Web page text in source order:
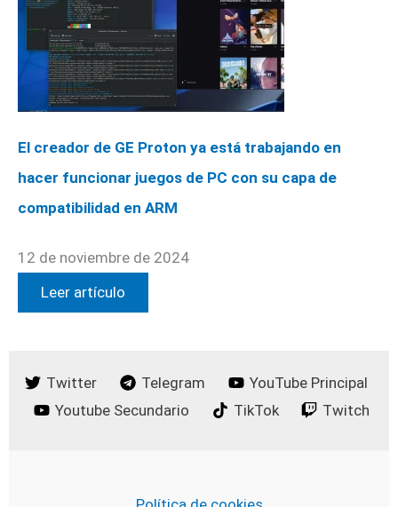
El creador de GE Proton ya está trabajando en
hacer funcionar juegos de PC con su capa de
compatibilidad en ARM
12 de noviembre de 2024
Leer artículo
Twitter Telegram
YouTube Principal
Youtube Secundario
TikTok Twitch